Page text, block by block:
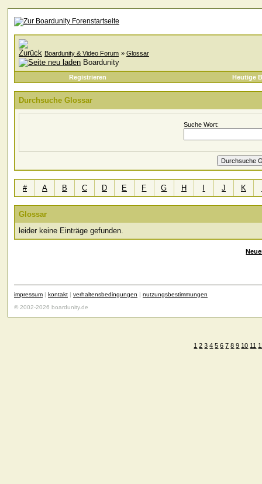
Boardunity & Video Forum » Glossar
Boardunity
Registrieren Heutige
Durchsuche Glossar
Suche Wort:
# A B C D E F G H J K
Glossar
leider keine Einträge gefunden.
impressum | kontakt | verhaltensbedingungen | nutzungsbestimmungen
© 2002-2026 boardunity.de
1 2 3 4 5 6 7 8 9 10 11